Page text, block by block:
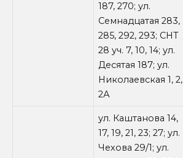
187, 270; ул.
Семнадцатая 283,
285, 292, 293; СНТ
28 уч. 7, 10, 14; ул.
Десятая 187; ул.
Николаевская 1, 2,
2А
ул. Каштанова 14,
17, 19, 21, 23; 27; ул.
Чехова 29/1; ул.